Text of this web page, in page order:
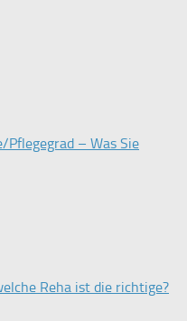
– Was Sie
Reha ist die richtige?